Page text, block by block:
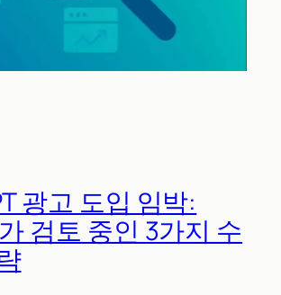
광고 도입 임박:
검토 중인 3가지 수